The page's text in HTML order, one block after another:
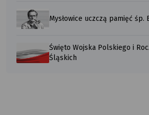
Mysłowice uczczą pamięć śp.
Święto Wojska Polskiego i
Śląskich